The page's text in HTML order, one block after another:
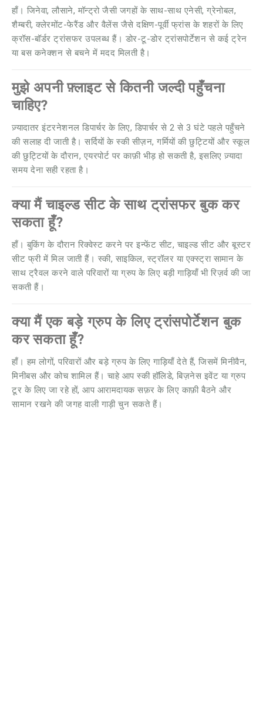
हाँ। जिनेवा, लौसाने, मॉन्ट्रो जैसी जगहों के साथ-साथ एनेसी, ग्रेनोबल,
शैम्बरी, क्लेरमोंट-फेरैंड और वैलेंस जैसे दक्षिण-पूर्वी फ्रांस के शहरों के लिए
क्रॉस-बॉर्डर ट्रांसफर उपलब्ध हैं। डोर-टू-डोर ट्रांसपोर्टेशन से कई ट्रेन
या बस कनेक्शन से बचने में मदद मिलती है।
मुझे अपनी फ़्लाइट से कितनी जल्दी पहुँचना
चाहिए?
ज़्यादातर इंटरनेशनल डिपार्चर के लिए, डिपार्चर से 2 से 3 घंटे पहले पहुँचने
की सलाह दी जाती है। सर्दियों के स्की सीज़न, गर्मियों की छुट्टियों और स्कूल
की छुट्टियों के दौरान, एयरपोर्ट पर काफ़ी भीड़ हो सकती है, इसलिए ज़्यादा
समय देना सही रहता है।
क्या मैं चाइल्ड सीट के साथ ट्रांसफर बुक कर
सकता हूँ?
हाँ। बुकिंग के दौरान रिक्वेस्ट करने पर इन्फेंट सीट, चाइल्ड सीट और बूस्टर
सीट फ्री में मिल जाती हैं। स्की, साइकिल, स्ट्रॉलर या एक्स्ट्रा सामान के
साथ ट्रैवल करने वाले परिवारों या ग्रुप के लिए बड़ी गाड़ियाँ भी रिज़र्व की जा
सकती हैं।
क्या मैं एक बड़े ग्रुप के लिए ट्रांसपोर्टेशन बुक
कर सकता हूँ?
हाँ। हम लोगों, परिवारों और बड़े ग्रुप के लिए गाड़ियाँ देते हैं, जिसमें मिनीवैन,
मिनीबस और कोच शामिल हैं। चाहे आप स्की हॉलिडे, बिज़नेस इवेंट या ग्रुप
टूर के लिए जा रहे हों, आप आरामदायक सफ़र के लिए काफ़ी बैठने और
सामान रखने की जगह वाली गाड़ी चुन सकते हैं।